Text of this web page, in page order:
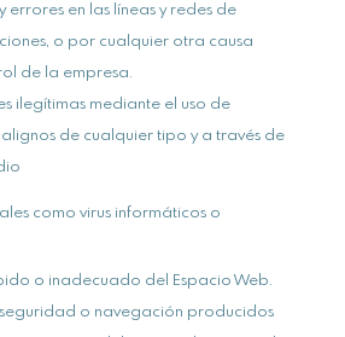
errores en las líneas y redes de
o por cualquier otra causa
de la empresa.
ilegítimas mediante el uso de
de cualquier tipo y a través de
como virus informáticos o
o inadecuado del Espacio Web.
o navegación producidos